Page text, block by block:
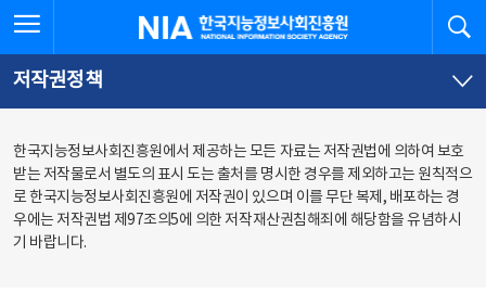
문
로
가
체
뉴
바
가
한국지능정보사회진흥원
저작권정책
한국지능정보사회진흥원에서 제공하는 모든 자료는 저작권법에 의하여 보호
받는 저작물로서 별도의 표시 도는 출처를 명시한 경우를 제외하고는 원칙적으
로 한국지능정보사회진흥원에 저작권이 있으며 이를 무단 복제, 배포하는 경
우에는 저작권법 제97조의5에 의한 저작재산권침해죄에 해당함을 유념하시
기 바랍니다.